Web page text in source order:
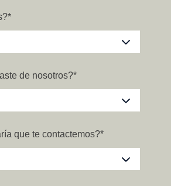
*
de nosotros?*
que te contactemos?*